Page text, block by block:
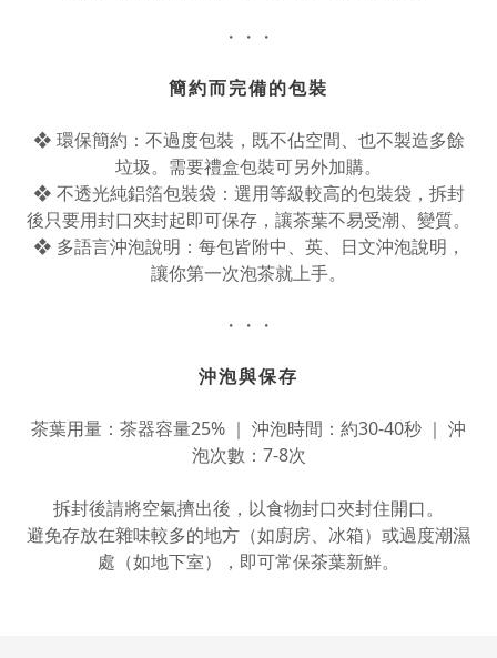
・・・
簡約而完備的包裝
❖ 環保簡約：不過度包裝，既不佔空間、也不製造多餘
垃圾。需要禮盒包裝可另外加購。
❖ 不透光純鋁箔包裝袋：選用等級較高的包裝袋，拆封
後只要用封口夾封起即可保存，讓茶葉不易受潮、變質。
❖ 多語言沖泡說明：每包皆附中、英、日文沖泡說明，
讓你第一次泡茶就上手。
・・・
沖泡與保存
茶葉用量：茶器容量25% ｜ 沖泡時間：約30-40秒 ｜ 沖
泡次數：7-8次
拆封後請將空氣擠出後，以食物封口夾封住開口。
避免存放在雜味較多的地方（如廚房、冰箱）或過度潮濕
處（如地下室），即可常保茶葉新鮮。